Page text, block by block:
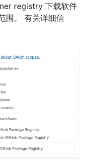
registry 下载软件
围。 有关详细信